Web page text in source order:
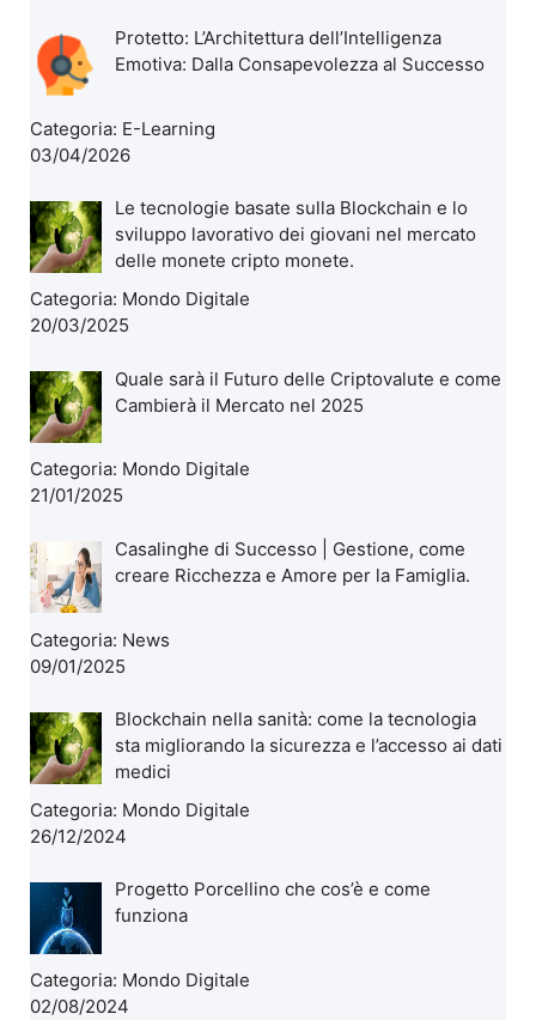
Protetto: L’Architettura dell’Intelligenza
Emotiva: Dalla Consapevolezza al Successo
Categoria: E-Learning
03/04/2026
Le tecnologie basate sulla Blockchain e lo
sviluppo lavorativo dei giovani nel mercato
delle monete cripto monete.
Categoria: Mondo Digitale
20/03/2025
Quale sarà il Futuro delle Criptovalute e come
Cambierà il Mercato nel 2025
Categoria: Mondo Digitale
21/01/2025
Casalinghe di Successo | Gestione, come
creare Ricchezza e Amore per la Famiglia.
Categoria: News
09/01/2025
Blockchain nella sanità: come la tecnologia
sta migliorando la sicurezza e l’accesso ai dati
medici
Categoria: Mondo Digitale
26/12/2024
Progetto Porcellino che cos’è e come
funziona
Categoria: Mondo Digitale
02/08/2024